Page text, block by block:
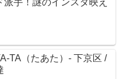
派手！謎のインスタ映え
TA（たあた）- 下京区 /